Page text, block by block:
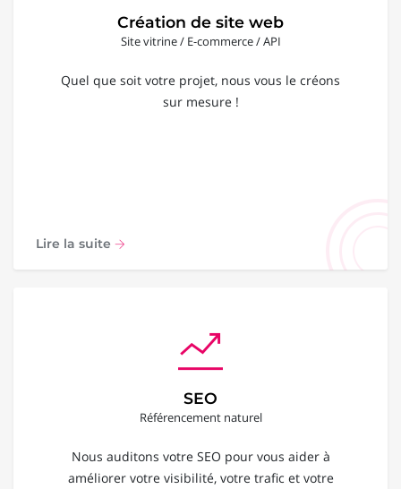
Création de site web
Site vitrine / E-commerce / API
Quel que soit votre projet, nous vous le créons
sur mesure !
Lire la suite
SEO
Référencement naturel
Nous auditons votre SEO pour vous aider à
améliorer votre visibilité, votre trafic et votre